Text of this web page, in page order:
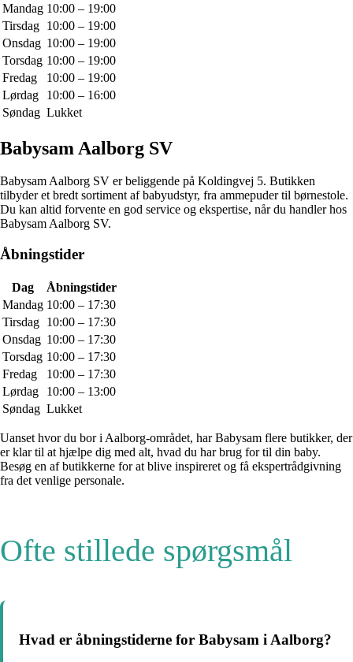
Mandag 10:00 – 19:00
Tirsdag 10:00 – 19:00
Onsdag 10:00 – 19:00
Torsdag 10:00 – 19:00
Fredag
10:00 – 19:00
Lørdag
10:00 – 16:00
Søndag Lukket
Babysam Aalborg SV
Babysam Aalborg SV er beliggende på Koldingvej 5. Butikken
tilbyder et bredt sortiment af babyudstyr, fra ammepuder til børnestole.
Du kan altid forvente en god service og ekspertise, når du handler hos
Babysam Aalborg SV.
Åbningstider
Dag
Åbningstider
Mandag 10:00 – 17:30
Tirsdag 10:00 – 17:30
Onsdag 10:00 – 17:30
Torsdag 10:00 – 17:30
Fredag
10:00 – 17:30
Lørdag
10:00 – 13:00
Søndag Lukket
Uanset hvor du bor i Aalborg-området, har Babysam flere butikker, der
er klar til at hjælpe dig med alt, hvad du har brug for til din baby.
Besøg en af butikkerne for at blive inspireret og få ekspertrådgivning
fra det venlige personale.
Ofte stillede spørgsmål
Hvad er åbningstiderne for Babysam i Aalborg?